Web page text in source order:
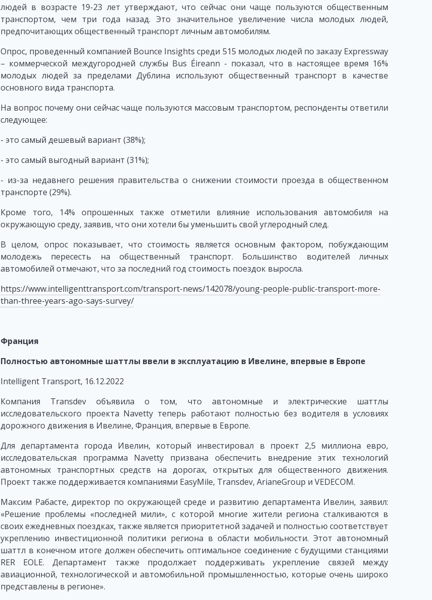
людей в возрасте 19-23 лет утверждают, что сейчас они чаще пользуются общественным
транспортом, чем три года назад. Это значительное увеличение числа молодых людей,
предпочитающих общественный транспорт личным автомобилям.
Опрос, проведенный компанией Bounce Insights среди 515 молодых людей по заказу Expressway
– коммерческой междугородней службы Bus Éireann - показал, что в настоящее время 16%
молодых людей за пределами Дублина используют общественный транспорт в качестве
основного вида транспорта.
На вопрос почему они сейчас чаще пользуются массовым транспортом, респонденты ответили
следующее:
- это самый дешевый вариант (38%);
- это самый выгодный вариант (31%);
- из-за недавнего решения правительства о снижении стоимости проезда в общественном
транспорте (29%).
Кроме того, 14% опрошенных также отметили влияние использования автомобиля на
окружающую среду, заявив, что они хотели бы уменьшить свой углеродный след.
В целом, опрос показывает, что стоимость является основным фактором, побуждающим
молодежь пересесть на общественный транспорт. Большинство водителей личных
автомобилей отмечают, что за последний год стоимость поездок выросла.
https://www.intelligenttransport.com/transport-news/142078/young-people-public-transport-more-
than-three-years-ago-says-survey/
Франция
Полностью автономные шаттлы ввели в эксплуатацию в Ивелине, впервые в Европе
Intelligent Transport, 16.12.2022
Компания Transdev объявила о том, что автономные и электрические шаттлы
исследовательского проекта Navetty теперь работают полностью без водителя в условиях
дорожного движения в Ивелине, Франция, впервые в Европе.
Для департамента города Ивелин, который инвестировал в проект 2,5 миллиона евро,
исследовательская программа Navetty призвана обеспечить внедрение этих технологий
автономных транспортных средств на дорогах, открытых для общественного движения.
Проект также поддерживается компаниями EasyMile, Transdev, ArianeGroup и VEDECOM.
Максим Рабасте, директор по окружающей среде и развитию департамента Ивелин, заявил:
«Решение проблемы «последней мили», с которой многие жители региона сталкиваются в
своих ежедневных поездках, также является приоритетной задачей и полностью соответствует
укреплению инвестиционной политики региона в области мобильности. Этот автономный
шаттл в конечном итоге должен обеспечить оптимальное соединение с будущими станциями
RER EOLE. Департамент также продолжает поддерживать укрепление связей между
авиационной, технологической и автомобильной промышленностью, которые очень широко
представлены в регионе».